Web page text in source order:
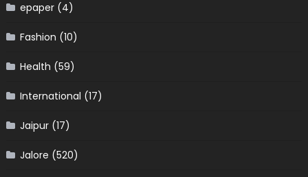
epaper(4)
Fashion (10)
Health (59)
International (17)
Jaipur(17)
Jalore (520)